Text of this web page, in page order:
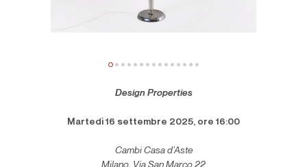
Design Properties
Martedì 16 settembre 2025, ore 16:00
Cambi Casa d’Aste
Milano, Via San Marco 22